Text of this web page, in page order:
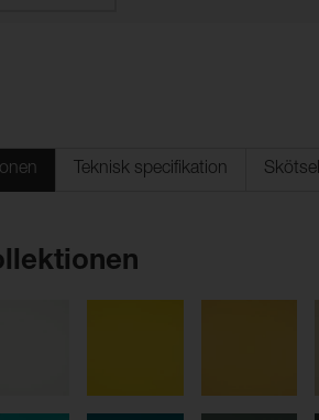
Teknisk specifikation